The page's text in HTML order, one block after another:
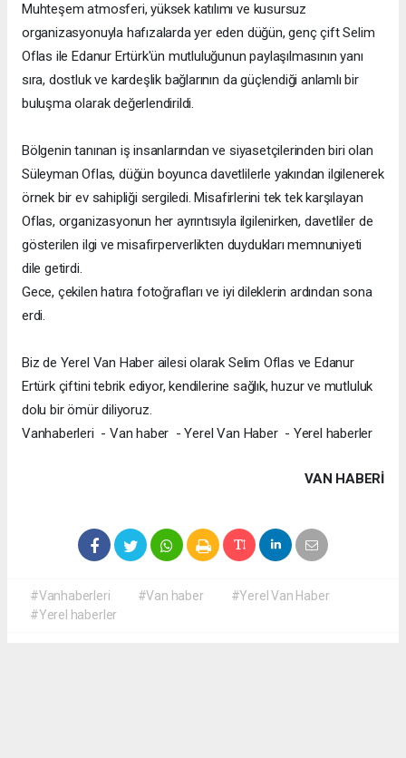
Muhteşem atmosferi, yüksek katılımı ve kusursuz
organizasyonuyla hafızalarda yer eden düğün, genç çift Selim
Oflas ile Edanur Ertürk'ün mutluluğunun paylaşılmasının yanı
sıra, dostluk ve kardeşlik bağlarının da güçlendiği anlamlı bir
buluşma olarak değerlendirildi.
Bölgenin tanınan iş insanlarından ve siyasetçilerinden biri olan
Süleyman Oflas, düğün boyunca davetlilerle yakından ilgilenerek
örnek bir ev sahipliği sergiledi. Misafirlerini tek tek karşılayan
Oflas, organizasyonun her ayrıntısıyla ilgilenirken, davetliler de
gösterilen ilgi ve misafirperverlikten duydukları memnuniyeti
dile getirdi.
Gece, çekilen hatıra fotoğrafları ve iyi dileklerin ardından sona
erdi.
Biz de Yerel Van Haber ailesi olarak Selim Oflas ve Edanur
Ertürk çiftini tebrik ediyor, kendilerine sağlık, huzur ve mutluluk
dolu bir ömür diliyoruz.
Vanhaberleri - Van haber - Yerel Van Haber - Yerel haberler
VAN HABERİ
#Vanhaberleri #Van haber
#Yerel Van Haber
#Yerel haberler